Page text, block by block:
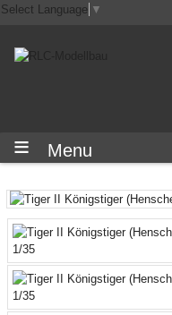
Select Language ▼
Menu